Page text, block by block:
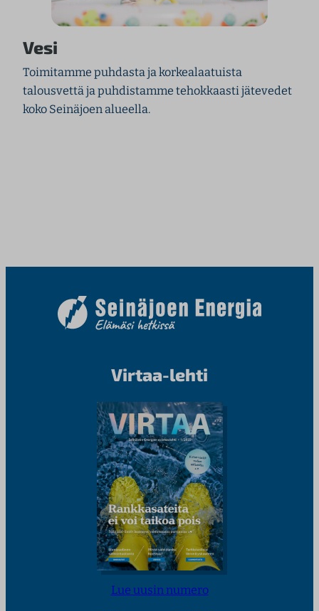
Vesi
Toimitamme puhdasta ja korkealaatuista
talousvettä ja puhdistamme tehokkaasti jätevedet
koko Seinäjoen alueella.
Virtaa-lehti
Lue uusin numero